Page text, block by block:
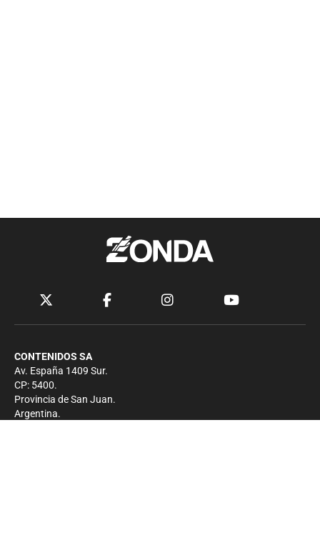
CONTENIDOS SA
Av. España 1409 Sur.
CP: 5400.
Provincia de San Juan.
Argentina.